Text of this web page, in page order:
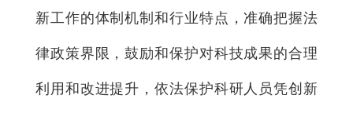
新工作的体制机制和行业特点，准确把握法
律政策界限，鼓励和保护对科技成果的合理
利用和改进提升，依法保护科研人员凭创新